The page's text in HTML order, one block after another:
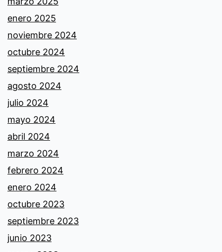
enero 2025
noviembre 2024
octubre 2024
septiembre 2024
agosto 2024
julio 2024
mayo 2024
abril 2024
marzo 2024
febrero 2024
enero 2024
octubre 2023
septiembre 2023
junio 2023